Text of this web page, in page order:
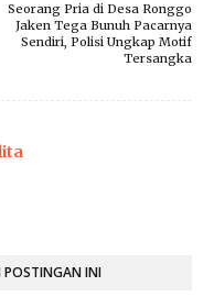
Seorang Pria di Desa Ronggo
Jaken Tega Bunuh Pacarnya
Sendiri, Polisi Ungkap Motif
Tersangka
POSTINGAN INI